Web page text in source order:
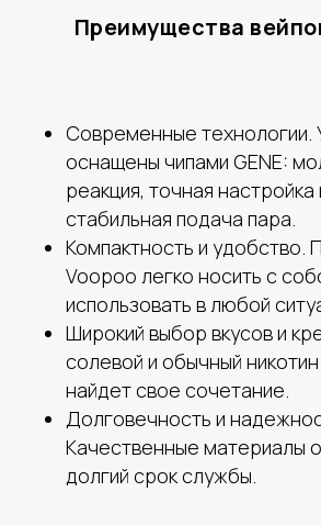
Преимущества
Современные технологии.
оснащены чипами GENE:
реакция, точная
стабильная подача пара.
Компактность и удобство.
Voopoo легко носить с
использовать в любой
Широкий выбор вкусов и
солевой и обычный
найдет свое сочетание.
Долговечность и
Качественные материалы
долгий срок службы.